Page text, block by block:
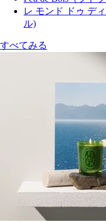
レ モンド ドゥ デ
ル)
すべてみる